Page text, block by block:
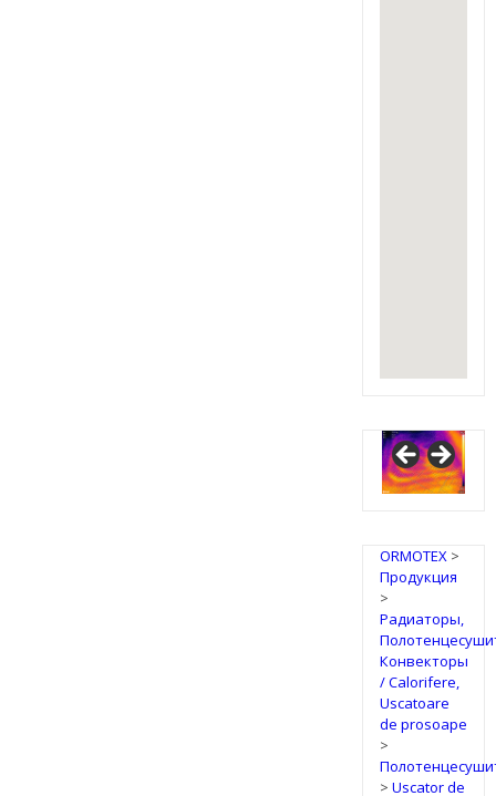
ORMOTEX>
Продукция
>
Радиаторы,
Конвекторы
/ Calorifere,
Uscatoare
de prosoape
>
> Uscator de